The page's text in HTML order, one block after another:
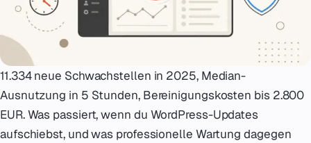
11.334 neue Schwachstellen in 2025, Median-
Ausnutzung in 5 Stunden, Bereinigungskosten bis 2.800
EUR. Was passiert, wenn du WordPress-Updates
aufschiebst, und was professionelle Wartung dagegen